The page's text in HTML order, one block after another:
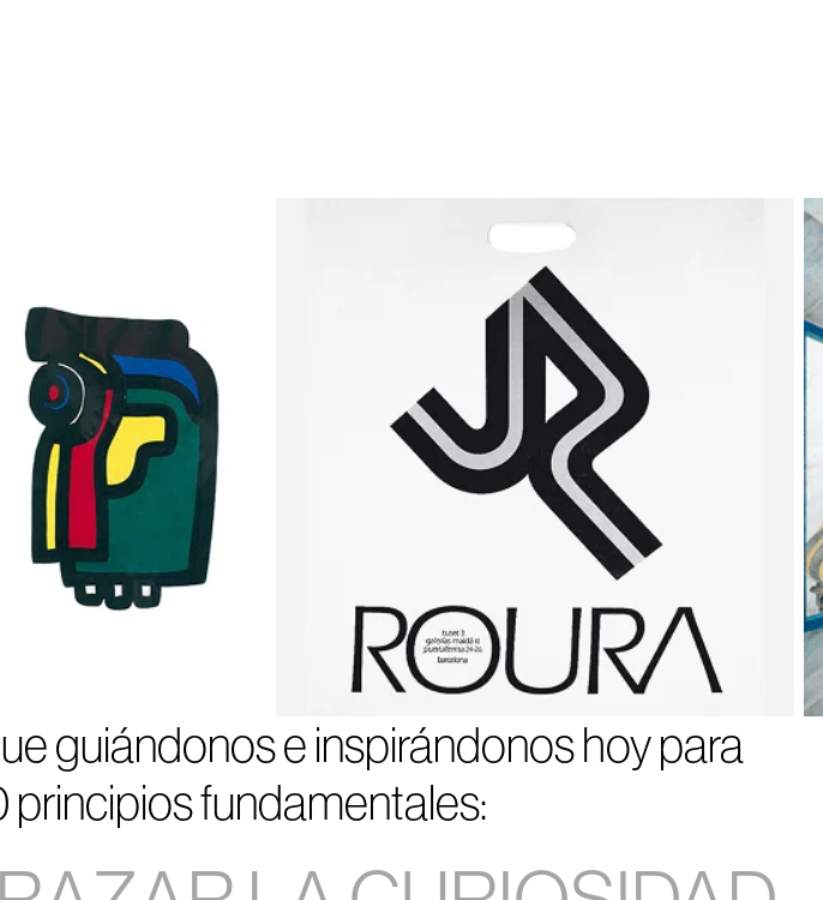
guiándonos e inspirándonos hoy para
principios fundamentales: